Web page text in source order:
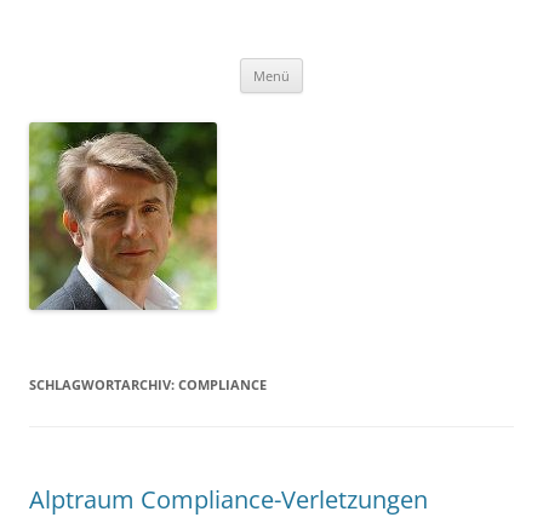
Menü
SCHLAGWORTARCHIV: COMPLIANCE
Alptraum Compliance-Verletzungen